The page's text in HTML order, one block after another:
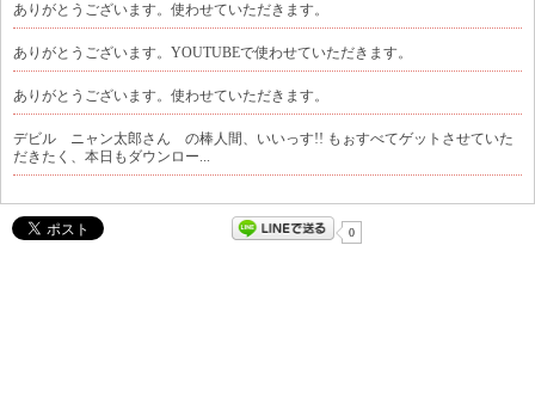
ありがとうございます。使わせていただきます。
ありがとうございます。YOUTUBEで使わせていただきます。
ありがとうございます。使わせていただきます。
デビル ニャン太郎さん の棒人間、いいっす!! もぉすべてゲットさせていた
だきたく、本日もダウンロー...
0